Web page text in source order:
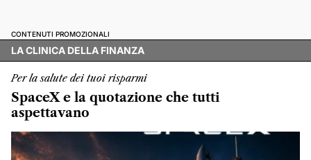
CONTENUTI PROMOZIONALI
LA CLINICA DELLA FINANZA
Per la salute dei tuoi risparmi
SpaceX e la quotazione che tutti
aspettavano